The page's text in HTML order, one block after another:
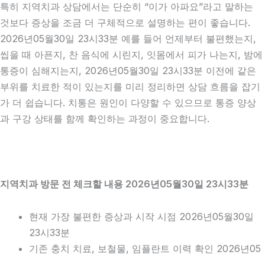
특히 지역치과 상담에서는 단순히 “이가 아파요”라고 말하는
것보다 증상을 조금 더 구체적으로 설명하는 편이 좋습니다.
2026년05월30일 23시33분 예를 들어 언제부터 불편했는지,
씹을 때 아픈지, 찬 음식에 시린지, 잇몸에서 피가 나는지, 밤에
통증이 심해지는지, 2026년05월30일 23시33분 이전에 같은
부위를 치료한 적이 있는지를 미리 정리하면 상담 흐름을 잡기
가 더 쉽습니다. 치통은 원인이 다양할 수 있으므로 통증 양상
과 구강 상태를 함께 확인하는 과정이 중요합니다.
지역치과 방문 전 체크할 내용 2026년05월30일 23시33분
현재 가장 불편한 증상과 시작 시점 2026년05월30일
23시33분
기존 충치 치료, 보철물, 임플란트 이력 확인 2026년05